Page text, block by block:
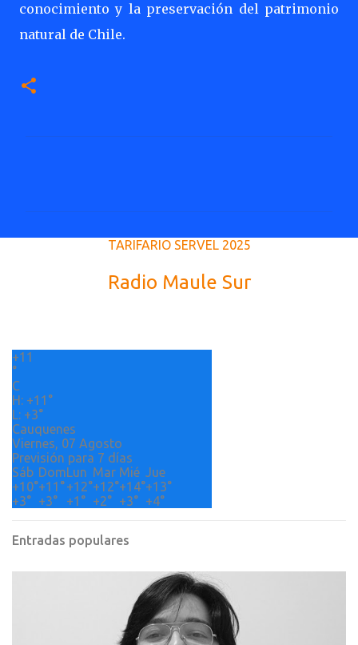
conocimiento y la preservación del patrimonio
natural de Chile.
o
TARIFARIO SERVEL 2025
Radio Maule Sur
+11
°
C
H: +11°
L: +3°
Cauquenes
Viernes, 07 Agosto
Previsión para 7 días
Sáb DomLun Mar Mié Jue
+10°+11°+12°+12°+14°+13°
+3° +3° +1° +2° +3° +4°
Entradas populares